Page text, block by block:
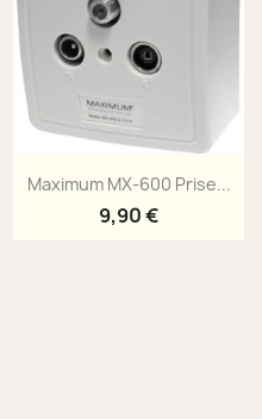
Aperçu rapide
Maximum MX-600 Prise...
9,90 €